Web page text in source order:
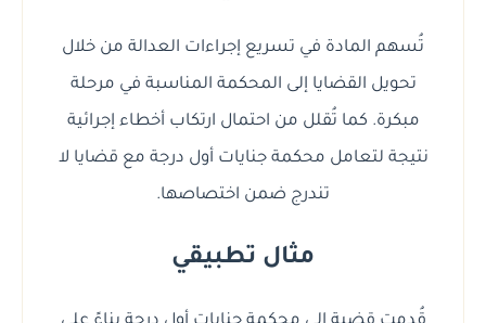
تُسهم المادة في تسريع إجراءات العدالة من خلال
تحويل القضايا إلى المحكمة المناسبة في مرحلة
مبكرة. كما تُقلل من احتمال ارتكاب أخطاء إجرائية
نتيجة لتعامل محكمة جنايات أول درجة مع قضايا لا
تندرج ضمن اختصاصها.
مثال تطبيقي